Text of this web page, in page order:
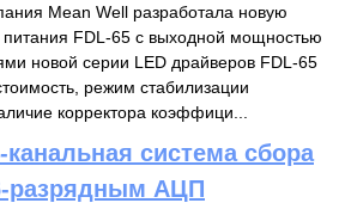
Mean Well разработала новую
питания FDL-65 с выходной мощностью
новой серии LED драйверов FDL-65
режим стабилизации
корректора коэффици...
канальная система сбора
разрядным АЦП